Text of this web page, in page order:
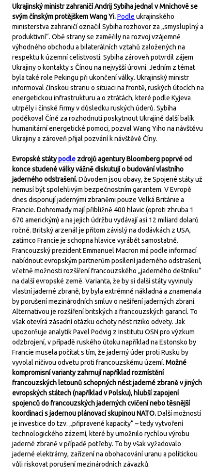
Ukrajinský ministr zahraničí Andrij Sybiha jednal v Mnichově se
svým čínským protějškem Wang Yi.Podle ukrajinského
ministerstva zahraničí označil Sybiha rozhovor za „smysluplný a
produktivní“. Obě strany se zaměřily na rozvoj vzájemně
výhodného obchodu a bilaterálních vztahů založených na
respektu k územní celistvosti. Sybiha zároveň potvrdil zájem
Ukrajiny o kontakty s Čínou na nejvyšší úrovni. Jedním z témat
byla také role Pekingu při ukončení války. Ukrajinský ministr
informoval čínskou stranu o situaci na frontě, ruských útocích na
energetickou infrastrukturu a o ztrátách, které podle Kyjeva
utrpěly i čínské firmy v důsledku ruských úderů. Sybiha
poděkoval Číně za rozhodnutí poskytnout Ukrajině další balík
humanitární energetické pomoci, pozval Wang Yiho na návštěvu
Ukrajiny a zároveň přijal pozvání k návštěvě Číny.
Evropské státypodle zdrojů agentury Bloomberg poprvé od
konce studené války vážně diskutují o budování vlastního
jaderného odstrašení.Důvodem jsou obavy, že Spojené státy už
nemusí být spolehlivým bezpečnostním garantem. V Evropě
dnes disponují jadernými zbraněmi pouze Velká Británie a
Francie. Dohromady mají přibližně 400 hlavic (oproti zhruba 1
670 americkým) a na jejich údržbu vydávají asi 12 miliard dolarů
ročně. Britský arzenál je přitom závislý na dodávkách z USA,
zatímco Francie je schopna hlavice vyrábět samostatně.
Francouzský prezident Emmanuel Macron má podle informací
nabídnout evropským partnerům posílení jaderného odstrašení,
včetně možnosti rozšíření francouzského „jaderného deštníku“
na další evropské země. Varianta, že by si další státy vyvinuly
vlastní jaderné zbraně, by byla extrémně nákladná a znamenala
by porušení mezinárodních smluv o nešíření jaderných zbraní.
Alternativou je rozšíření britských a francouzských garancí. To
však otevírá zásadní otázku ochoty nést riziko odvety. Jak
upozorňuje analytik Pavel Podvig z Institutu OSN pro výzkum
odzbrojení, v případě ruského útoku například na Estonsko by
Francie musela počítat s tím, že jaderný úder proti Rusku by
vyvolal ničivou odvetu proti francouzskému území. Možné
kompromisní varianty zahrnují například rozmístění
francouzských letounů schopných nést jaderné zbraně v jiných
evropských státech (například v Polsku), hlubší zapojení
spojenců do francouzských jaderných cvičení nebo těsnější
koordinaci s jadernou plánovací skupinou NATO.Další možností
je investice do tzv. „připravené kapacity“ – tedy vytvoření
technologického zázemí, které by umožnilo rychlou výrobu
jaderné zbraně v případě potřeby. To by však vyžadovalo
jaderné elektrárny, zařízení na obohacování uranu a politickou
vůli riskovat porušení mezinárodních závazků.